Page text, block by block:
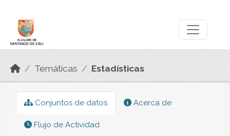
Temáticas Estadísticas
Conjuntos de datos Acerca de
Flujo de Actividad